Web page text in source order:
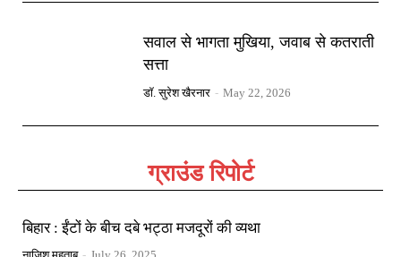
सवाल से भागता मुखिया, जवाब से कतराती
सत्ता
डॉ. सुरेश खैरनार - May 22, 2026
ग्राउंड रिपोर्ट
बिहार : ईंटों के बीच दबे भट्ठा मजदूरों की व्यथा